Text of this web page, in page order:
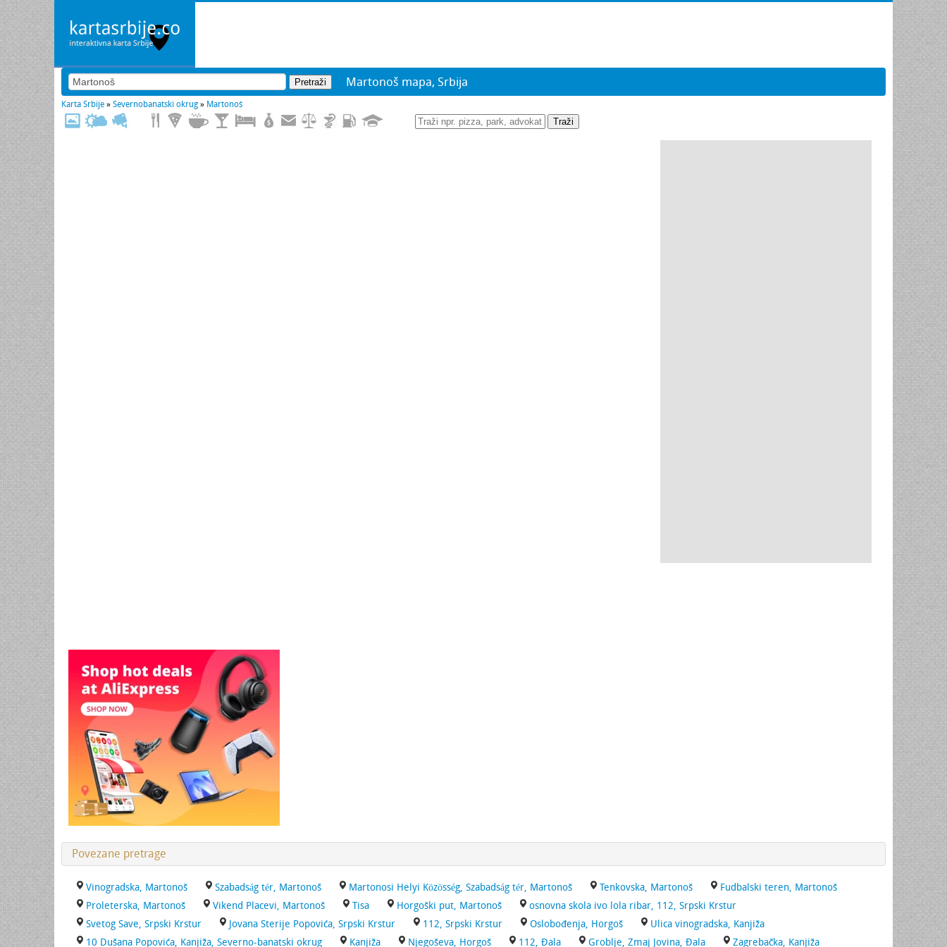
Martonoš mapa, Srbija
Karta Srbije » Severnobanatski okrug » Martonoš
Traži
Povezane pretrage
Vinogradska, Martonoš Szabadság tér, Martonoš Martonosi Helyi Közösség, Szabadság tér, Martonoš Tenkovska, Martonoš
Fudbalski teren, Martonoš
Proleterska, Martonoš
Vikend Placevi, Martonoš Tisa Horgoški put, Martonoš
osnovna skola ivo lola ribar, 112, Srpski Krstur
Svetog Save, Srpski Krstur
Jovana Sterije Popovića, Srpski Krstur 112, Srpski Krstur Oslobođenja, Horgoš
Ulica vinogradska, Kanjiža
10 Dušana Popovića, Kanjiža, Severno-banatski okrug
Kanjiža Njegoševa, Horgoš 112, Đala Groblje, Zmaj Jovina, Đala Zagrebačka, Kanjiža